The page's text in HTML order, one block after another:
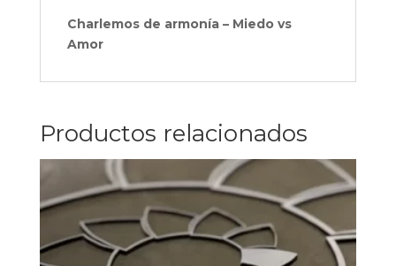
Charlemos de armonía – Miedo vs
Amor
Productos relacionados